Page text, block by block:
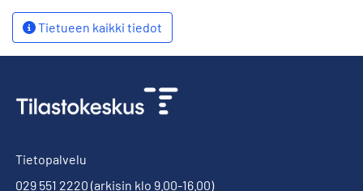
Tietueen kaikki tiedot
Tietopalvelu
029 551 2220 (arkisin klo 9.00-16.00)